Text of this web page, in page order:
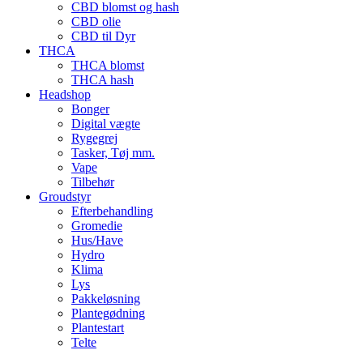
CBD blomst og hash
CBD olie
CBD til Dyr
THCA
THCA blomst
THCA hash
Headshop
Bonger
Digital vægte
Rygegrej
Tasker, Tøj mm.
Vape
Tilbehør
Groudstyr
Efterbehandling
Gromedie
Hus/Have
Hydro
Klima
Lys
Pakkeløsning
Plantegødning
Plantestart
Telte